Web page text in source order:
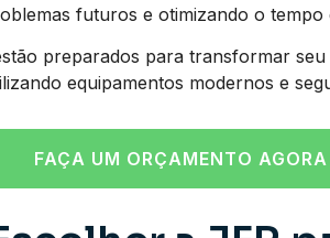
futuros e otimizando o
preparados para transformar
equipamentos modernos e
FAÇA UM ORÇAMENTO